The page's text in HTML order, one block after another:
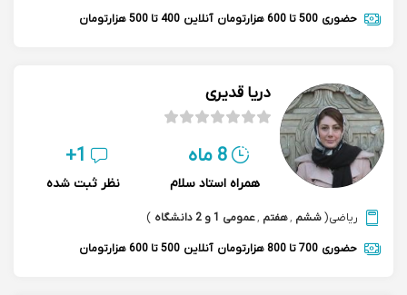
حضوری 500 تا 600 هزارتومان آنلاین 400 تا 500 هزارتومان
دریا قدیری
8 ماه
همراه استاد سلام
1+
نظر ثبت شده
ریاضی(ششم ,هفتم ,عمومی 1 و 2 دانشگاه )
حضوری 700 تا 800 هزارتومان آنلاین 500 تا 600 هزارتومان